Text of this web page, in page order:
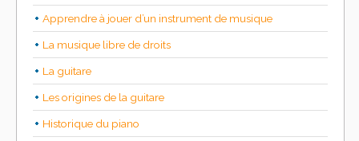
Apprendre à jouer d’un instrument de musique
La musique libre de droits
La guitare
Les origines de la guitare
Historique du piano